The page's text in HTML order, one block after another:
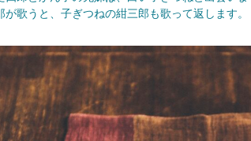
が歌うと、子ぎつねの紺三郎も歌って返します。